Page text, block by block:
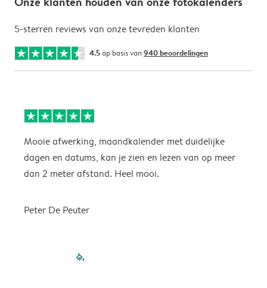
5-sterren reviews van onze tevreden klanten
4.5op basis van 940 beoordelingen
Mooie afwerking, maandkalender met duidelijke
dagen en datums, kan je zien en lezen van op meer
dan 2 meter afstand. Heel mooi.
Peter De Peuter
filled-pagination